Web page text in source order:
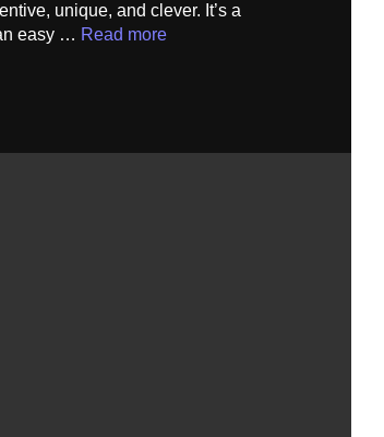
unique, and clever. It’s a
easy … Read more